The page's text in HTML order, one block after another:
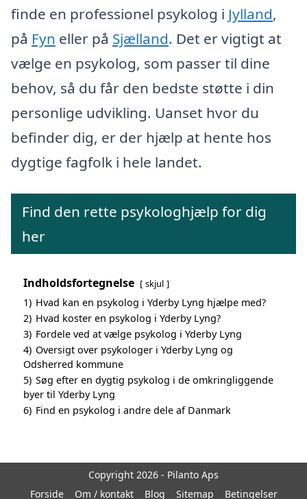
finde en professionel psykolog i Jylland,
på Fyn eller på Sjælland. Det er vigtigt at
vælge en psykolog, som passer til dine
behov, så du får den bedste støtte i din
personlige udvikling. Uanset hvor du
befinder dig, er der hjælp at hente hos
dygtige fagfolk i hele landet.
Find den rette psykologhjælp for dig
her
Indholdsfortegnelse skjul
1) Hvad kan en psykolog i Yderby Lyng hjælpe med?
2) Hvad koster en psykolog i Yderby Lyng?
3) Fordele ved at vælge psykolog i Yderby Lyng
4) Oversigt over psykologer i Yderby Lyng og
Odsherred kommune
5) Søg efter en dygtig psykolog i de omkringliggende
byer til Yderby Lyng
6) Find en psykolog i andre dele af Danmark
Copyright 2026 - Pilanto Aps
Forside
Om / kontakt Blog Sitemap Betingelser